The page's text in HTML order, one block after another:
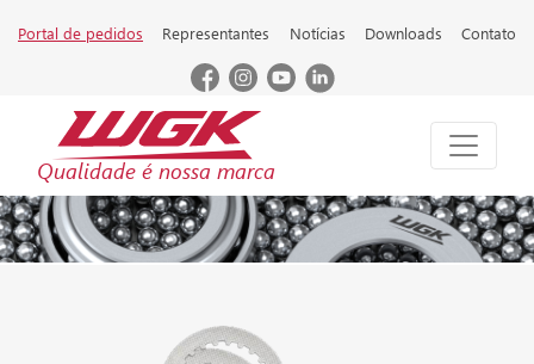
Portal de pedidos Representantes Notícias Downloads Contato
Qualidade é nossa marca